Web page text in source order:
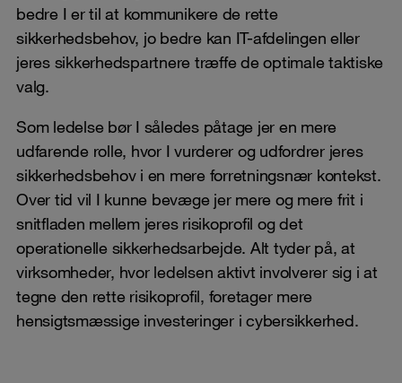
bedre I er til at kommunikere de rette
sikkerhedsbehov, jo bedre kan IT-afdelingen eller
jeres sikkerhedspartnere træffe de optimale taktiske
valg.
Som ledelse bør I således påtage jer en mere
udfarende rolle, hvor I vurderer og udfordrer jeres
sikkerhedsbehov i en mere forretningsnær kontekst.
Over tid vil I kunne bevæge jer mere og mere frit i
snitfladen mellem jeres risikoprofil og det
operationelle sikkerhedsarbejde. Alt tyder på, at
virksomheder, hvor ledelsen aktivt involverer sig i at
tegne den rette risikoprofil, foretager mere
hensigtsmæssige investeringer i cybersikkerhed.